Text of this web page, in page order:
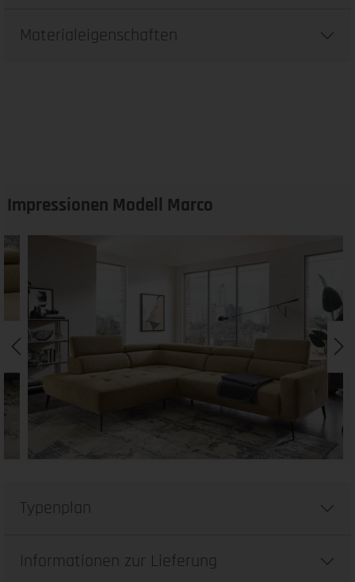
Materialeigenschaften
Impressionen Modell Marco
Typenplan
Informationen zur Lieferung